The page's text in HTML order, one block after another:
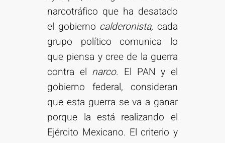
narcotráfico que ha desatado
el gobierno calderonista, cada
grupo político comunica lo
que piensa y cree de la guerra
contra el narco. El PAN y el
gobierno federal, consideran
que esta guerra se va a ganar
porque la está realizando el
Ejército Mexicano. El criterio y